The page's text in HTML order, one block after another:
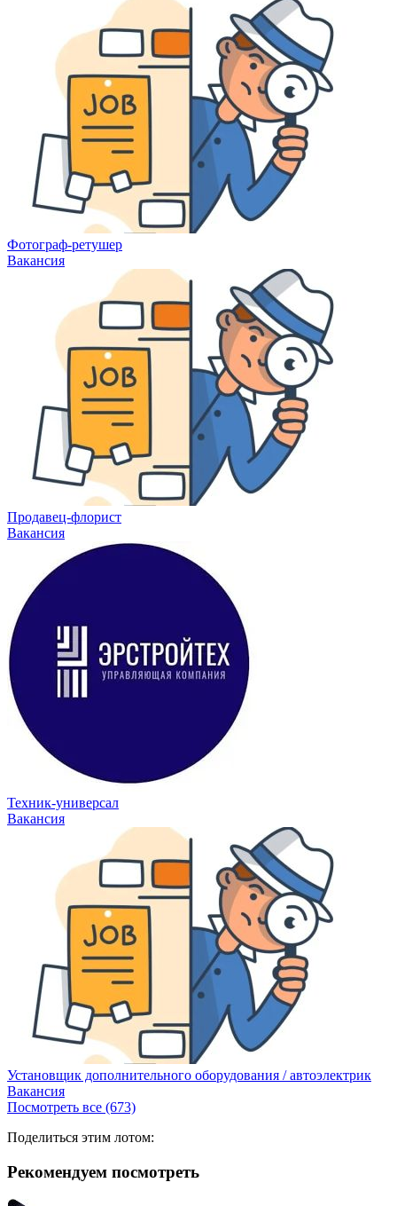
Фотограф-ретушер
Вакансия
Продавец-флорист
Вакансия
Техник-универсал
Вакансия
Установщик дополнительного оборудования / автоэлектрик
Вакансия
Посмотреть все (673)
Поделиться этим лотом:
Рекомендуем посмотреть